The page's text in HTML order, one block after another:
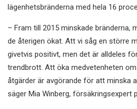
lägenhetsbränderna med hela 16
– Fram till 2015 minskade bränderna,
de återigen ökat. Att vi såg en större
givetvis positivt, men det är alldeles
trendbrott. Att öka medvetenheten
åtgärder är avgörande för att minska
säger Mia Winberg, försäkringsexpert